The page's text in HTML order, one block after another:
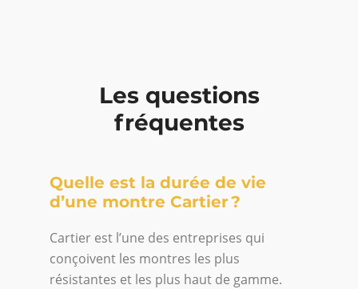
Les questions
fréquentes
Quelle est la durée de vie
d’une montre Cartier ?
Cartier est l’une des entreprises qui
conçoivent les montres les plus
résistantes et les plus haut de gamme.